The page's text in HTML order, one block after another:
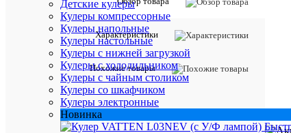
Детские кулеры
Кулеры компрессорные
Кулеры напольные
Кулеры настольные
Кулеры с нижней загрузкой
Кулеры с холодильником
Кулеры с чайным столиком
Кулеры со шкафчиком
Кулеры электронные
Новинка
Характеристики
Похожие товары